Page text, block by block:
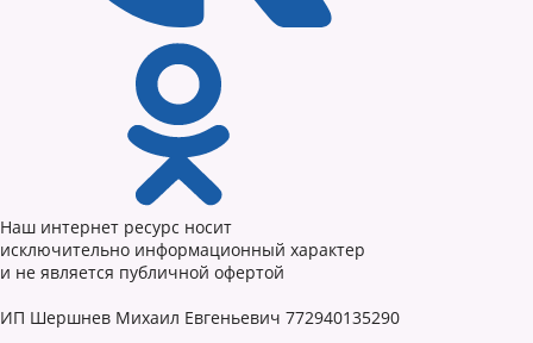
Наш интернет ресурс носит
исключительно информационный характер
и не является публичной офертой
ИП Шершнев Михаил Евгеньевич 772940135290